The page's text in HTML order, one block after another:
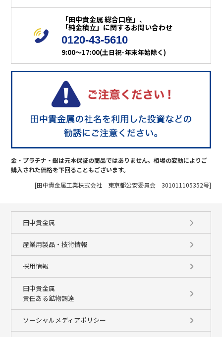
「田中貴金属 総合口座」、
「純金積立」に関するお問い合わせ
0120-43-5610
9:00～17:00(土日祝･年末年始除く)
金・プラチナ・銀は元本保証の商品ではありません。相場の変動によりご
購入された価格を下回ることもございます。
[田中貴金属工業株式会社 東京都公安委員会 301011105352号]
田中貴金属
産業用製品・技術情報
採用情報
田中貴金属
責任ある鉱物調達
ソーシャルメディアポリシー